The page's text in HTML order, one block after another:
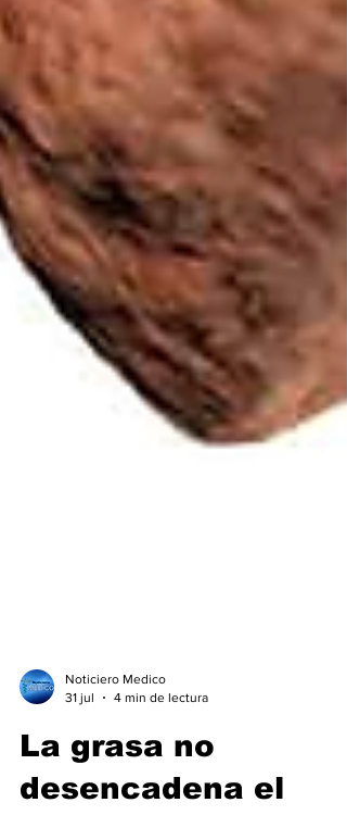
Noticiero Medico
La grasa no